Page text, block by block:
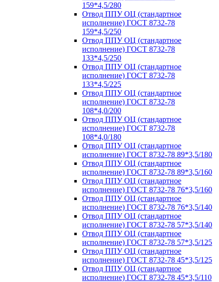
159*4,5/280
Отвод ППУ ОЦ (стандартное
исполнение) ГОСТ 8732-78
159*4,5/250
Отвод ППУ ОЦ (стандартное
исполнение) ГОСТ 8732-78
133*4,5/250
Отвод ППУ ОЦ (стандартное
исполнение) ГОСТ 8732-78
133*4,5/225
Отвод ППУ ОЦ (стандартное
исполнение) ГОСТ 8732-78
108*4,0/200
Отвод ППУ ОЦ (стандартное
исполнение) ГОСТ 8732-78
108*4,0/180
Отвод ППУ ОЦ (стандартное
исполнение) ГОСТ 8732-78 89*3,5/180
Отвод ППУ ОЦ (стандартное
исполнение) ГОСТ 8732-78 89*3,5/160
Отвод ППУ ОЦ (стандартное
исполнение) ГОСТ 8732-78 76*3,5/160
Отвод ППУ ОЦ (стандартное
исполнение) ГОСТ 8732-78 76*3,5/140
Отвод ППУ ОЦ (стандартное
исполнение) ГОСТ 8732-78 57*3,5/140
Отвод ППУ ОЦ (стандартное
исполнение) ГОСТ 8732-78 57*3,5/125
Отвод ППУ ОЦ (стандартное
исполнение) ГОСТ 8732-78 45*3,5/125
Отвод ППУ ОЦ (стандартное
исполнение) ГОСТ 8732-78 45*3,5/110